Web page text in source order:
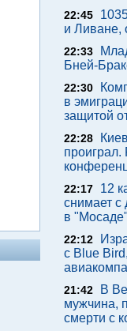
22:45
и Ливане,
22:33
Бней-
22:30
в
защитой
22:28
проиграл.
22:17
12
снимает с
в "Мосаде"
22:12
с Blue
21:42
В
мужчина,
смерти с